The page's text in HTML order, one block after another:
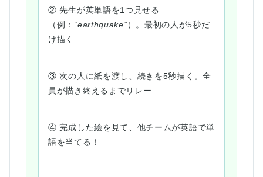
② 先生が英単語を1つ見せる
（例： “earthquake”）。最初の人が5秒だ
け描く
③ 次の人に紙を渡し、続きを5秒描く。全
員が描き終えるまでリレー
④ 完成した絵を見て、他チームが英語で単
語を当てる！